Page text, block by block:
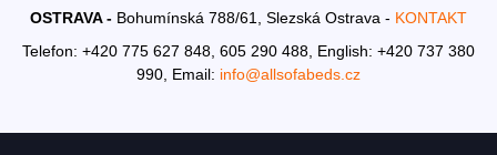
OSTRAVA - Bohumínská 788/61, Slezská Ostrava - KONTAKT
Telefon: +420 775 627 848, 605 290 488, English: +420 737 380
990, Email: info@allsofabeds.cz